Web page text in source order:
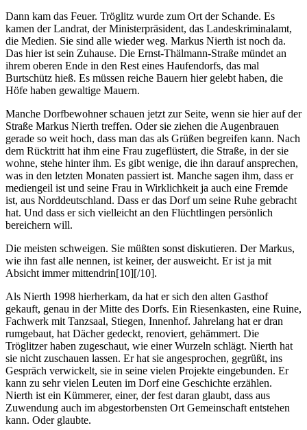
Dann kam das Feuer. Tröglitz wurde zum Ort der Schande. Es
kamen der Landrat, der Ministerpräsident, das Landeskriminalamt,
die Medien. Sie sind alle wieder weg. Markus Nierth ist noch da.
Das hier ist sein Zuhause. Die Ernst-Thälmann-Straße mündet an
ihrem oberen Ende in den Rest eines Haufendorfs, das mal
Burtschütz hieß. Es müssen reiche Bauern hier gelebt haben, die
Höfe haben gewaltige Mauern.
Manche Dorfbewohner schauen jetzt zur Seite, wenn sie hier auf der
Straße Markus Nierth treffen. Oder sie ziehen die Augenbrauen
gerade so weit hoch, dass man das als Grüßen begreifen kann. Nach
dem Rücktritt hat ihm eine Frau zugeflüstert, die Straße, in der sie
wohne, stehe hinter ihm. Es gibt wenige, die ihn darauf ansprechen,
was in den letzten Monaten passiert ist. Manche sagen ihm, dass er
mediengeil ist und seine Frau in Wirklichkeit ja auch eine Fremde
ist, aus Norddeutschland. Dass er das Dorf um seine Ruhe gebracht
hat. Und dass er sich vielleicht an den Flüchtlingen persönlich
bereichern will.
Die meisten schweigen. Sie müßten sonst diskutieren. Der Markus,
wie ihn fast alle nennen, ist keiner, derausweicht. Er ist ja mit
Absicht immermittendrin[10][/10].
Als Nierth 1998 hierherkam, da hat er sich den alten Gasthof
gekauft, genau in der Mitte des Dorfs. Ein Riesenkasten, eine Ruine,
Fachwerk mit Tanzsaal, Stiegen, Innenhof. Jahrelang hat er dran
rumgebaut, hat Dächer gedeckt, renoviert, gehämmert. Die
Tröglitzer haben zugeschaut, wie einerWurzeln schlägt. Nierth hat
sie nicht zuschauen lassen. Er hat sie angesprochen, gegrüßt, ins
Gespräch verwickelt, sie in seine vielen Projekte eingebunden. Er
kann zu sehr vielen Leuten im Dorf eine Geschichte erzählen.
Nierth ist ein Kümmerer, einer, der fest daran glaubt, dass aus
Zuwendung auch im abgestorbensten Ort Gemeinschaft entstehen
kann. Oder glaubte.